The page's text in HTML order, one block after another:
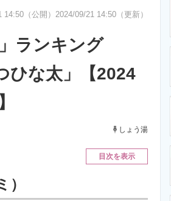
経営リーダー
製品の技術・比較・事例 製造業のIT導入
エネルギーの
14:50（公開） 2024/09/21 14:50（更新）
ランキング
な太」【2024
しょう湯
目次を表示